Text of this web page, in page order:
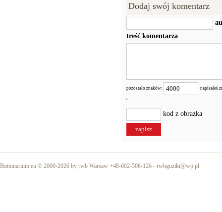
Dodaj swój komentarz
treść komentarza
pozostało znaków: napisałeś
kod z obrazka
Buttonarium.eu © 2000-2026 by rwb Warsaw +48-602-508-126 - rwbguziki@wp.pl